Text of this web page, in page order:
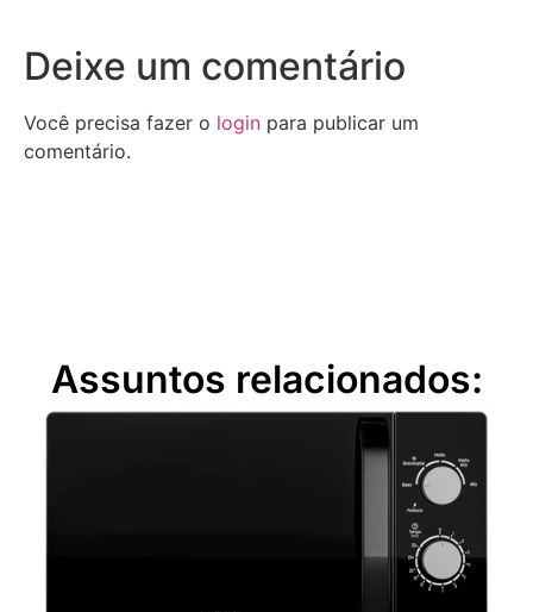
Deixe um comentário
Você precisa fazer o login para publicar um
comentário.
Assuntos relacionados: